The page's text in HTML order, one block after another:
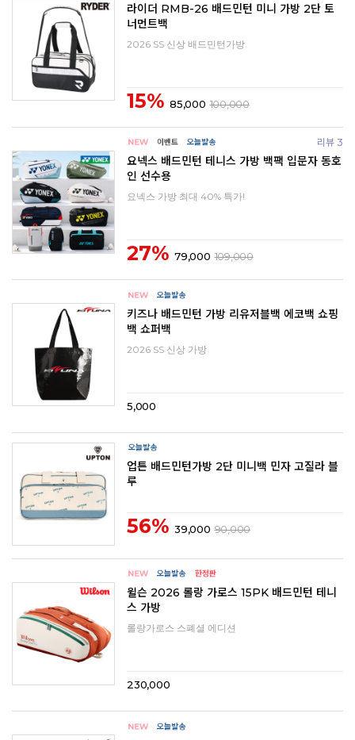
라이더 RMB-26 배드민턴 미니 가방 2단 토
너먼트백
2026 SS 신상 배드민턴가방
15% 85,000 100,000
리뷰 3
요넥스 배드민턴 테니스 가방 백팩 입문자 동호
인 선수용
요넥스 가방 최대 40% 특가!
27% 79,000 109,000
키즈나 배드민턴 가방 리유저블백 에코백 쇼핑
백 쇼퍼백
2026 SS 신상 가방
5,000
업튼 배드민턴가방 2단 미니백 민자 고질라 블
루
56% 39,000 90,000
윌슨 2026 롤랑 가로스 15PK 배드민턴 테니
스 가방
롤랑가로스 스폐셜 에디션
230,000